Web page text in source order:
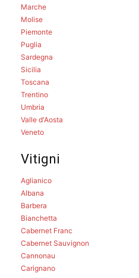
Marche
Molise
Piemonte
Puglia
Sardegna
Sicilia
Toscana
Trentino
Umbria
Valle d'Aosta
Veneto
Vitigni
Aglianico
Albana
Barbera
Bianchetta
Cabernet Franc
Cabernet Sauvignon
Cannonau
Carignano